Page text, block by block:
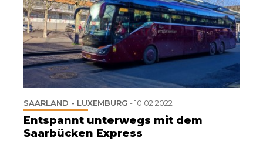
SAARLAND - LUXEMBURG -10.02.2022
Entspannt unterwegs mit dem
Saarbücken Express